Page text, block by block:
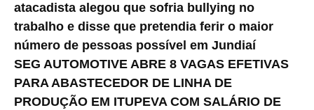
atacadista alegou que sofria bullying no
trabalho e disse que pretendia ferir o maior
número de pessoas possível em Jundiaí
SEG AUTOMOTIVE ABRE 8 VAGAS EFETIVAS
PARA ABASTECEDOR DE LINHA DE
PRODUÇÃO EM ITUPEVA COM SALÁRIO DE